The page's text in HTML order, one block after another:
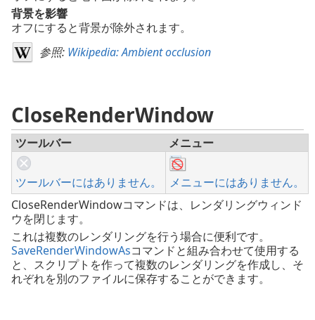
背景を影響
オフにすると背景が除外されます。
参照: Wikipedia: Ambient occlusion
CloseRenderWindow
ツールバー メニュー
ツールバーにはありません。
メニューにはありません。
CloseRenderWindowコマンドは、レンダリングウィンド
ウを閉じます。
これは複数のレンダリングを行う場合に便利です。
SaveRenderWindowAsコマンドと組み合わせて使用する
と、スクリプトを作って複数のレンダリングを作成し、そ
れぞれを別のファイルに保存することができます。